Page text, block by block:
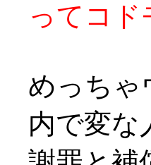
ってコ
めっちゃ
内で変な